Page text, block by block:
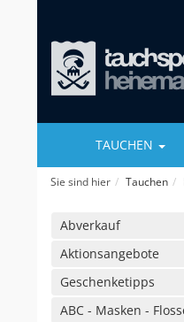
TAUCHEN
Sie sind hier Tauchen
Abverkauf
Aktionsangebote
Geschenketipps
ABC - Masken -